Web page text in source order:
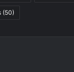
(50)